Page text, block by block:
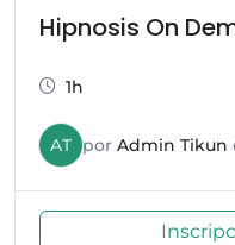
Hipnosis On
1h
AT por Admin Tikun